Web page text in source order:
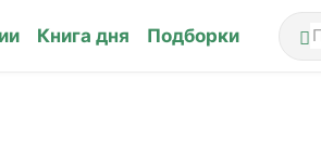
Книга дня Подборки